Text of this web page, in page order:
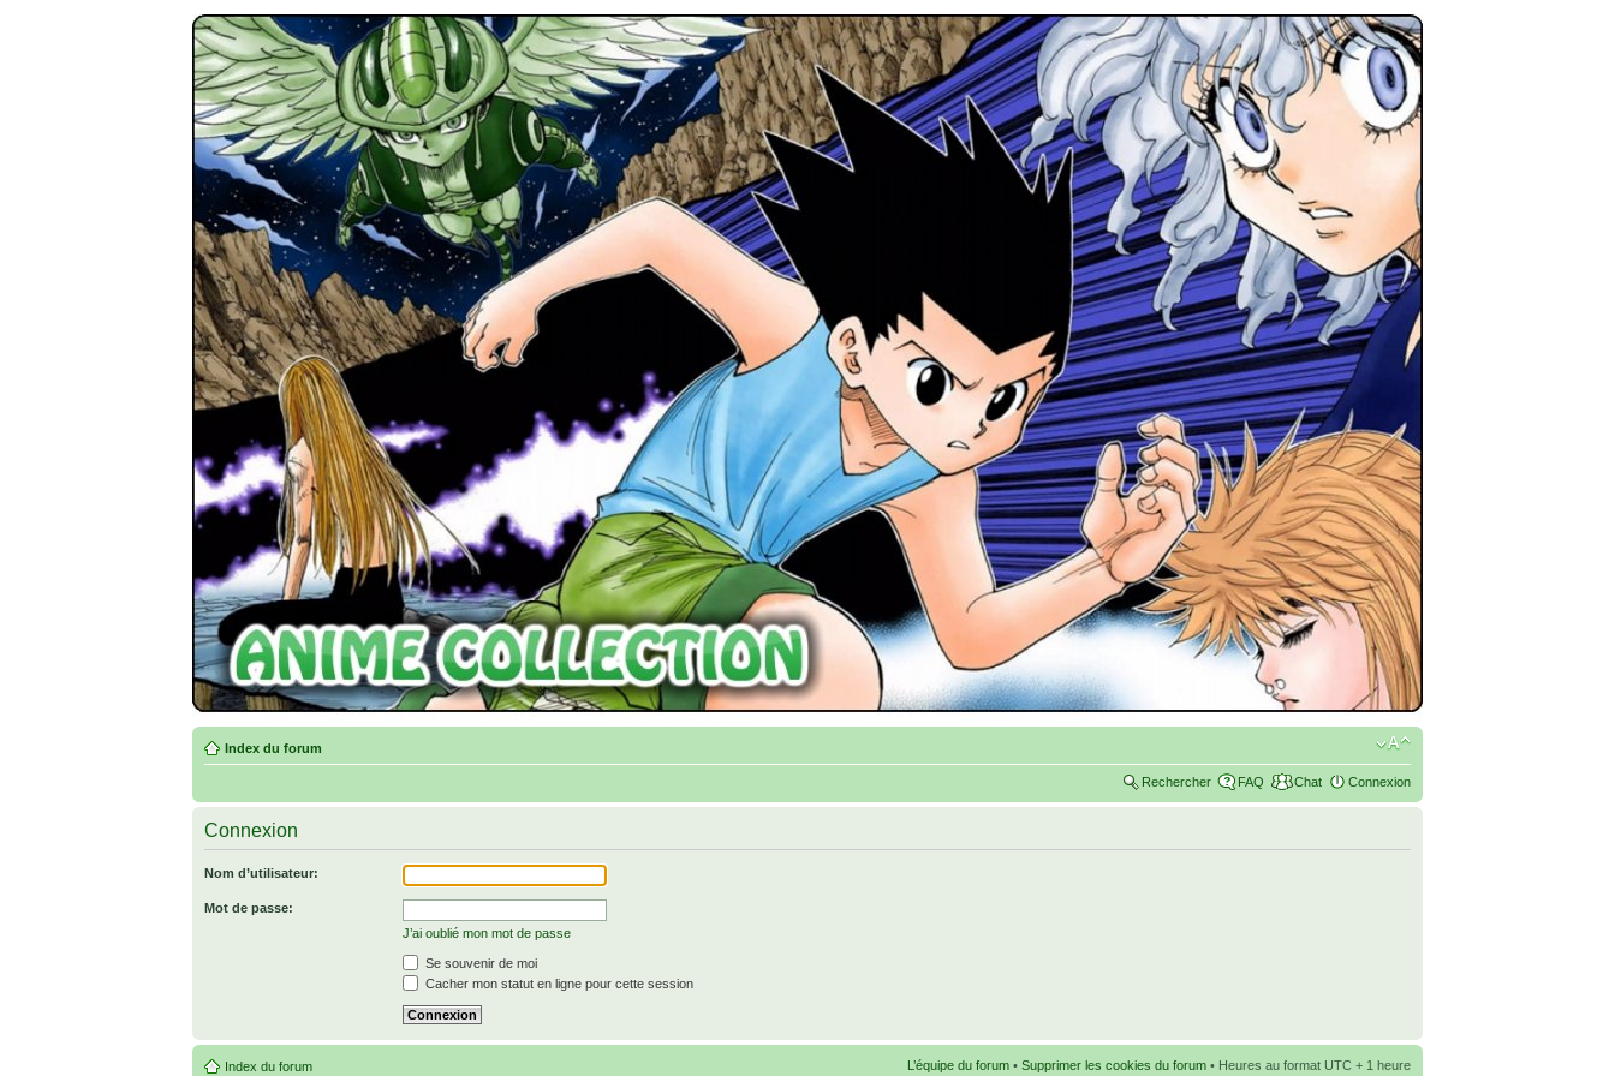
Index du forum
Rechercher FAQ Chat Connexion
Connexion
Nom d’utilisateur:
Mot de passe:
J’ai oublié mon mot de passe
Se souvenir de moi
Cacher mon statut en ligne pour cette session
Index du forum L’équipe du forum • Supprimer les cookies du forum • Heures au format UTC + 1 heure